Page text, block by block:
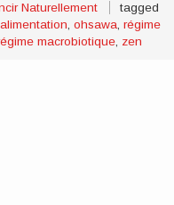
Naturellement
tagged
,ohsawa,régime
macrobiotique, zen